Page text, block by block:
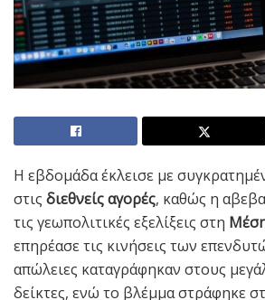
Η εβδομάδα έκλεισε με
στις διεθνείς αγορές, καθώς η
τις γεωπολιτικές εξελίξεις στη
επηρέασε τις κινήσεις των
απώλειες καταγράφηκαν στους
δείκτες, ενώ το βλέμμα στράφηκε